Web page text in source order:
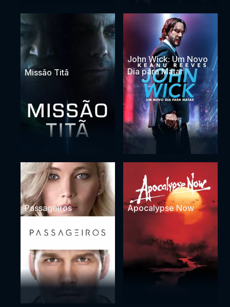
Missão Titã
John Wick: Um Novo
Dia para Matar
Passageiros Apocalypse Now